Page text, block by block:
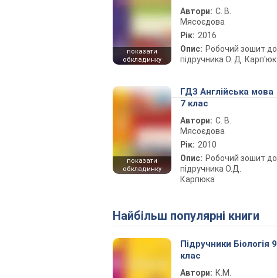
показати
обкладинку
Автори: С. В.
Мясоєдова
Рік: 2016
Опис: Робочий зошит до
підручника О. Д. Карп'юк
показати
обкладинку
ГДЗ Англійська мова
7 клас
Автори: С. В.
Мясоєдова
Рік: 2010
Опис: Робочий зошит до
підручника О.Д.
Карпюка
Найбільш популярні книги
Підручники Біологія 9
клас
Автори: К.М.